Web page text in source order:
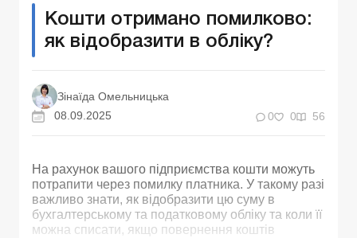
Кошти отримано помилково:
як відобразити в обліку?
Зінаїда Омельницька
08.09.2025
0 0 56
На рахунок вашого підприємства кошти можуть
потрапити через помилку платника. У такому разі
важливо знати, як відобразити цю суму в
бухгалтерському та податковому обліку та коли її
можна списати, якщо повернення коштів